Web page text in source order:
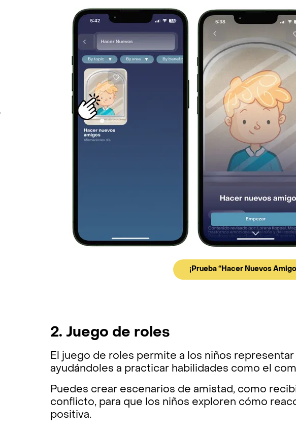
¡Prueba “Hacer Nuevos
2. Juego de roles
El juego de roles permite a los niños
ayudándoles a practicar habilidades como el
Puedes crear escenarios de amistad, como
conflicto, para que los niños exploren cómo
positiva.